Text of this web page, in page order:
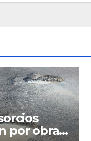
por obras